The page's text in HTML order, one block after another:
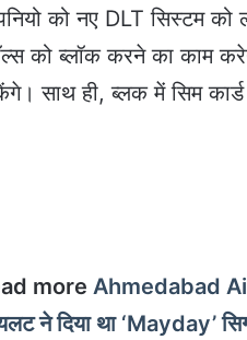
को नए DLT सिस्टम को
को ब्लॉक करने का काम
साथ ही, ब्लक में सिम
more Ahmedabad
ने दिया था ‘Mayday’